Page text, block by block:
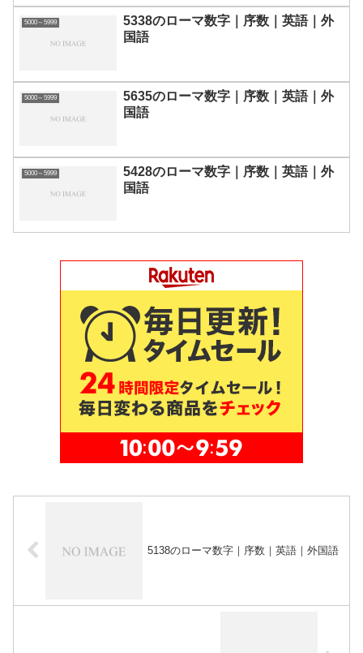
5000～5999
5338のローマ数字｜序数｜英語｜外
国語
5000～5999
5635のローマ数字｜序数｜英語｜外
国語
5000～5999
5428のローマ数字｜序数｜英語｜外
国語
5138のローマ数字｜序数｜英語｜外国語